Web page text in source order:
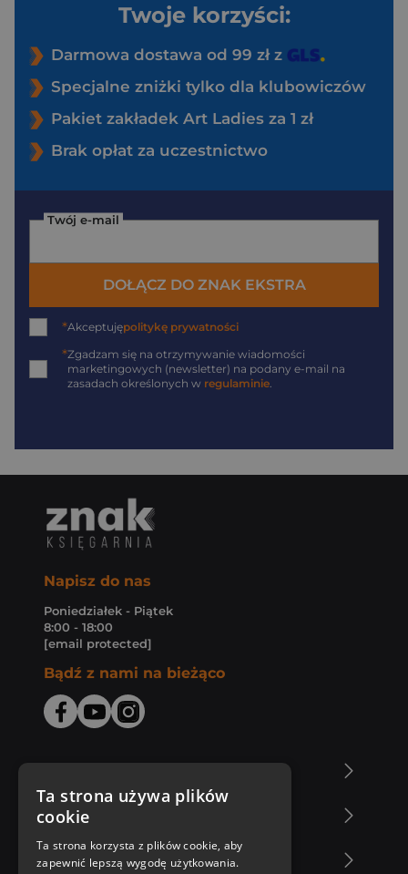
Twoje korzyści:
Darmowa dostawa od 99 zł z
Specjalne zniżki tylko dla klubowiczów
Pakiet zakładek Art Ladies za 1 zł
Brak opłat za uczestnictwo
Twój e-mail
DOŁĄCZ DO ZNAK EKSTRA
*Akceptujępolitykę prywatności
*Zgadzam się na otrzymywanie wiadomości
marketingowych (newsletter) na podany e-mail na
zasadach określonych w regulaminie
Napisz do nas
Poniedziałek - Piątek
8:00 - 18:00
[email protected]
Bądź z nami na bieżąco
Zakupy u nas
Nasza oferta
Ta strona używa plików
cookie
Ta strona korzysta z plików cookie, aby
zapewnić lepszą wygodę użytkowania.